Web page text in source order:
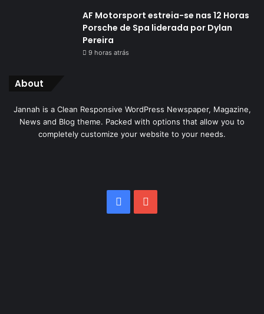
AF Motorsport estreia-se nas 12 Horas
Porsche de Spa liderada por Dylan
Pereira
9 horas atrás
About
Jannah is a Clean Responsive WordPress Newspaper, Magazine,
News and Blog theme. Packed with options that allow you to
completely customize your website to your needs.
Facebook